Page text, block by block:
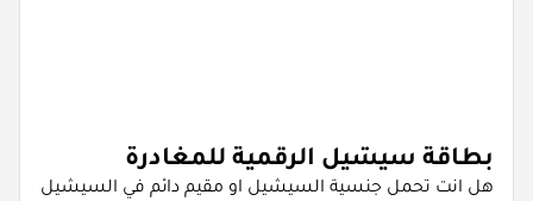
بطاقة سيشيل الرقمية للمغادرة
هل انت تحمل جنسية السيشيل او مقيم دائم في السيشيل